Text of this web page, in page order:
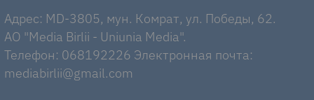
Адрес: MD-3805, мун. Комрат, ул. Победы, 62.
AO "Media Birlii - Uniunia Media".
Телефон: 068192226 Электронная почта:
mediabirlii@gmail.com